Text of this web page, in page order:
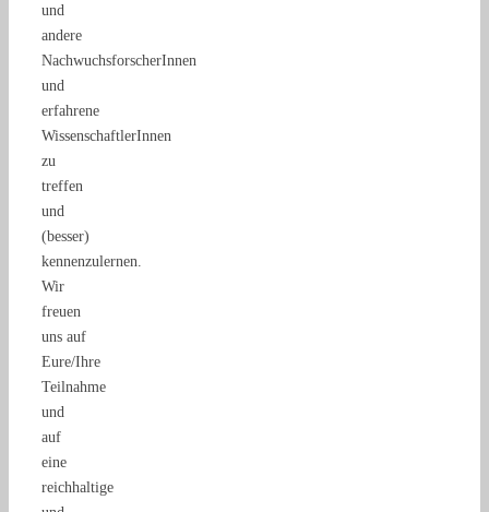
und
andere
NachwuchsforscherInnen
und
erfahrene
WissenschaftlerInnen
zu
treffen
und
(besser)
kennenzulernen.
Wir
freuen
uns auf
Eure/Ihre
Teilnahme
und
auf
eine
reichhaltige